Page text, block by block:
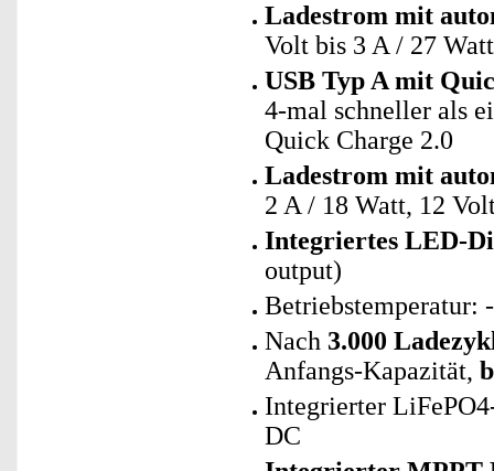
Ladestrom mit
Volt bis 3 A / 27
USB Typ A mit
4-mal schneller als
Quick Charge 2.0
Ladestrom mit
2 A / 18 Watt, 12
Integriertes LED-
output)
Betriebstemperatur:
Nach 3.000
Anfangs-Kapazität,
Integrierter
DC